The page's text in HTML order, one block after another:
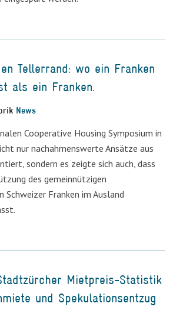
Tellerrand: wo ein Franken
als ein Franken.
News
Cooperative Housing Symposium in
nur nachahmenswerte Ansätze aus
sondern es zeigte sich auch, dass
des gemeinnützigen
Schweizer Franken im Ausland
Mietpreis-Statistik
und Spekulationsentzug